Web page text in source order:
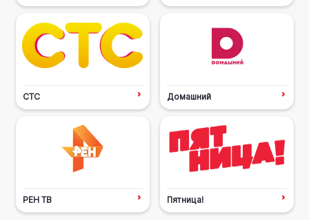
СТС Домашний
РЕН ТВ Пятница!